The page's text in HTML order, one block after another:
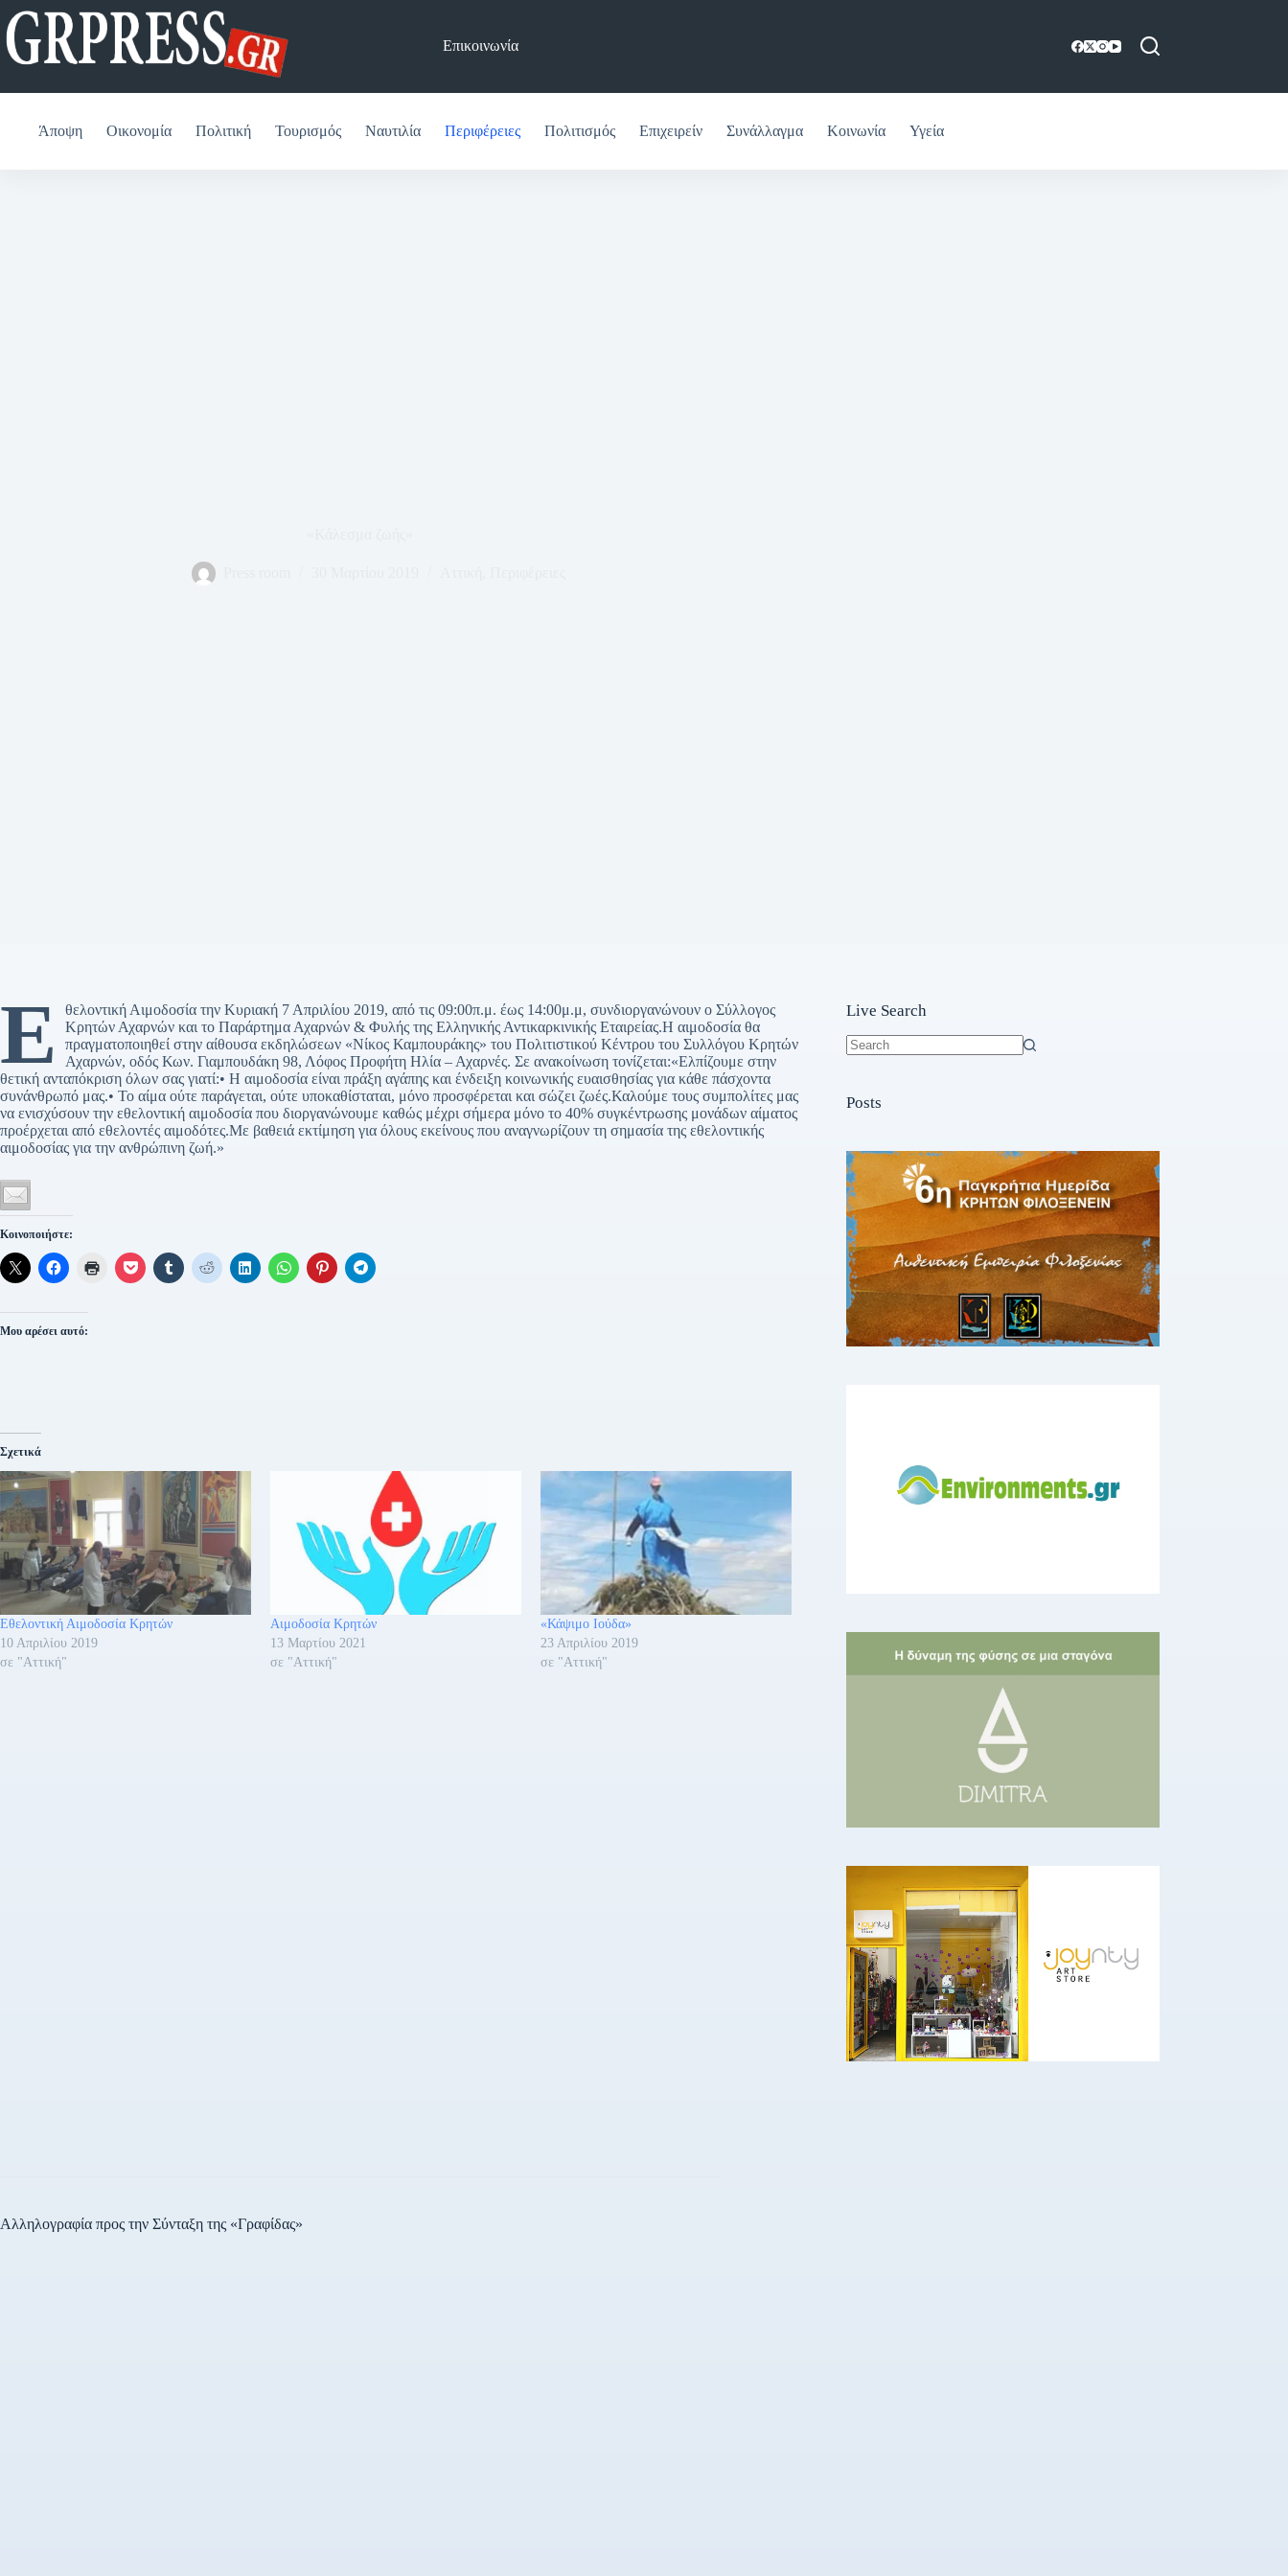
Μετάβαση
στο
περιεχόμενο
Επικοινωνία
Άποψη Οικονομία Πολιτική Τουρισμός Ναυτιλία Περιφέρειες Πολιτισμός Επιχειρείν Συνάλλαγμα Κοινωνία Υγεία
Ε
θελοντική Αιμοδοσία την Κυριακή 7 Απριλίου 2019, από τις 09:00π.μ. έως 14:00μ.μ, συνδιοργανώνουν ο Σύλλογος
Κρητών Αχαρνών και το Παράρτημα Αχαρνών & Φυλής της Ελληνικής Αντικαρκινικής Εταιρείας.Η αιμοδοσία θα
πραγματοποιηθεί στην αίθουσα εκδηλώσεων «Νίκος Καμπουράκης» του Πολιτιστικού Κέντρου του Συλλόγου Κρητών
Αχαρνών, οδός Κων. Γιαμπουδάκη 98, Λόφος Προφήτη Ηλία – Αχαρνές. Σε ανακοίνωση τονίζεται:«Ελπίζουμε στην
θετική ανταπόκριση όλων σας γιατί:• Η αιμοδοσία είναι πράξη αγάπης και ένδειξη κοινωνικής ευαισθησίας για κάθε πάσχοντα
συνάνθρωπό μας.• Το αίμα ούτε παράγεται, ούτε υποκαθίσταται, μόνο προσφέρεται και σώζει ζωές.Καλούμε τους συμπολίτες μας
να ενισχύσουν την εθελοντική αιμοδοσία που διοργανώνουμε καθώς μέχρι σήμερα μόνο το 40% συγκέντρωσης μονάδων αίματος
προέρχεται από εθελοντές αιμοδότες.Με βαθειά εκτίμηση για όλους εκείνους που αναγνωρίζουν τη σημασία της εθελοντικής
αιμοδοσίας για την ανθρώπινη ζωή.»
Κοινοποιήστε:
Μου αρέσει αυτό:
Σχετικά
Εθελοντική Αιμοδοσία Κρητών
10 Απριλίου 2019
σε "Αττική"
Αιμοδοσία Κρητών
13 Μαρτίου 2021
σε "Αττική"
«Κάψιμο Ιούδα»
23 Απριλίου 2019
σε "Αττική"
Live Search
Posts
Αλληλογραφία προς την Σύνταξη της «Γραφίδας»